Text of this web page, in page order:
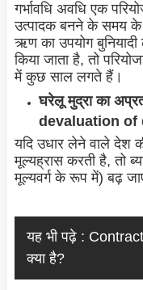
गर्भावधि अवधि एक
उत्पादक बनने के समय के
ऋण का उपयोग बुनियादी
किया जाता है, तो
में कुछ साल लगते हैं।
घरेलू मुद्रा का
devaluation of
यदि उधार लेने वाले देश
मूल्यह्रास करती है, तो
मूल्यवर्ग के रूप में) बढ़
यह भी पढ़े :
क्या है?